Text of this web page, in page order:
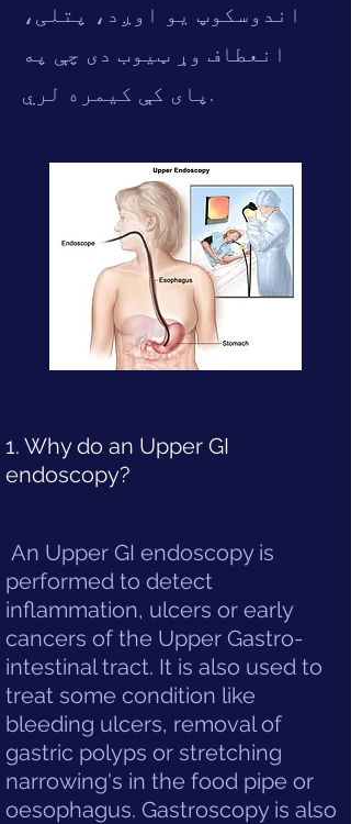
اندوسکوپ یو اوږد، پتلی،
انعطاف وړ ټیوب دی چې په
پای کې کیمره لري.
An Upper GI endoscopy is
performed to detect
inflammation, ulcers or early
cancers of the Upper Gastro-
intestinal tract. It is also used to
treat some condition like
bleeding ulcers, removal of
gastric polyps or stretching
narrowing's in the food pipe or
oesophagus. Gastroscopy is also
1. Why do an Upper GI
endoscopy?